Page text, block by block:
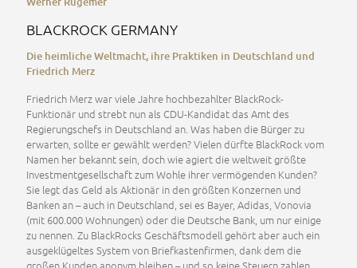
BLACKROCK GERMANY
Die heimliche Weltmacht, ihre Praktiken in Deutschland und
Friedrich Merz
Friedrich Merz war viele Jahre hochbezahlter BlackRock-
Funktionär und strebt nun als CDU-Kandidat das Amt des
Regierungschefs in Deutschland an. Was haben die Bürger zu
erwarten, sollte er gewählt werden? Vielen dürfte BlackRock vom
Namen her bekannt sein, doch wie agiert die weltweit größte
Investmentgesellschaft zum Wohle ihrer vermögenden Kunden?
Sie legt das Geld als Aktionär in den größten Konzernen und
Banken an – auch in Deutschland, sei es Bayer, Adidas, Vonovia
(mit 600.000 Wohnungen) oder die Deutsche Bank, um nur einige
zu nennen. Zu BlackRocks Geschäftsmodell gehört aber auch ein
ausgeklügeltes System von Briefkastenfirmen, dank dem die